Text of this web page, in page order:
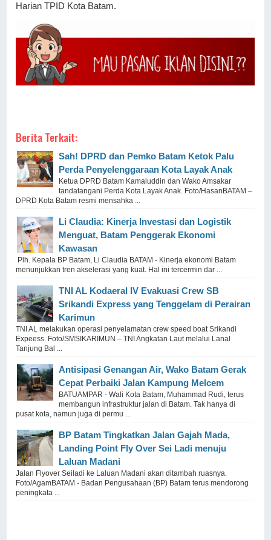
Harian TPID Kota Batam.
Berita Terkait:
Sah! DPRD dan Pemko Batam Ketok Palu
Perda Penyelenggaraan Kota Layak Anak
Ketua DPRD Batam Kamaluddin dan Wako Amsakar
tandatangani Perda Kota Layak Anak. Foto/HasanBATAM –
DPRD Kota Batam resmi mensahka ...
Li Claudia: Kinerja Investasi dan Logistik
Menguat, Batam Penggerak Ekonomi
Kawasan
Plh. Kepala BP Batam, Li Claudia BATAM - Kinerja ekonomi Batam
menunjukkan tren akselerasi yang kuat. Hal ini tercermin dar ...
TNI AL Kodaeral IV Evakuasi Crew SB
Srikandi Express yang Tenggelam di Perairan
Karimun
TNI AL melakukan operasi penyelamatan crew speed boat Srikandi
Expeess. Foto/SMSIKARIMUN – TNI Angkatan Laut melalui Lanal
Tanjung Bal ...
Antisipasi Genangan Air, Wako Batam Gerak
Cepat Perbaiki Jalan Kampung Melcem
BATUAMPAR - Wali Kota Batam, Muhammad Rudi, terus
membangun infrastruktur jalan di Batam. Tak hanya di
pusat kota, namun juga di permu ...
BP Batam Tingkatkan Jalan Gajah Mada,
Landing Point Fly Over Sei Ladi menuju
Laluan Madani
Jalan Flyover Seiladi ke Laluan Madani akan ditambah ruasnya.
Foto/AgamBATAM - Badan Pengusahaan (BP) Batam terus mendorong
peningkata ...